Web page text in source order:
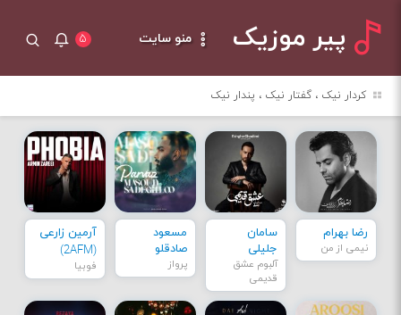
پیر موزیک منو سایت ۵
کردار نیک ، گفتار نیک ، پندار نیک
رضا بهرام
نیمی از من
سامان
جلیلی
آلبوم عشق
قدیمی
مسعود
صادقلو
پرواز
آرمین زارعی
(2AFM)
فوبیا